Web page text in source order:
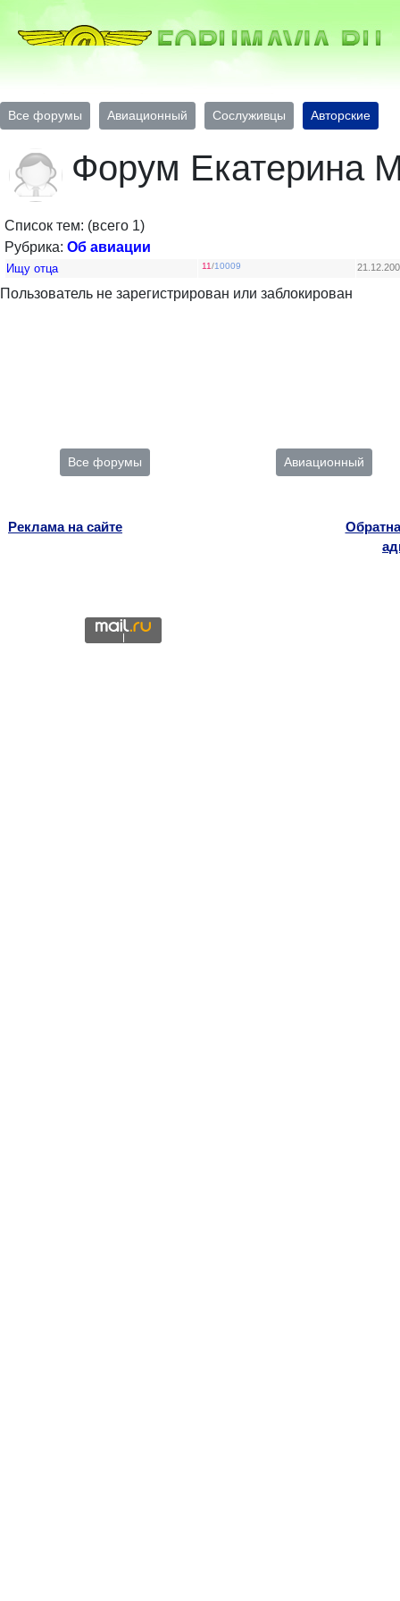
Все форумы Авиационный Сослуживцы Авторские
Форум Екатерина
Список тем: (всего 1)
Рубрика: Об авиации
Ищу отца 11/10009
Пользователь не зарегистрирован или заблокирован
Все форумы Авиационный
Реклама на сайте